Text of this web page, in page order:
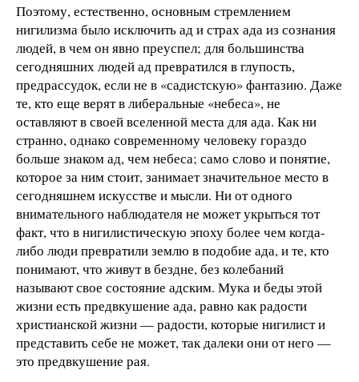
Поэтому, естественно, основным стремлением
нигилизма было исключить ад и страх ада из сознания
людей, в чем он явно преуспел; для большинства
сегодняшних людей ад превратился в глупость,
предрассудок, если не в «садистскую» фантазию. Даже
те, кто еще верят в либеральные «небеса», не
оставляют в своей вселенной места для ада. Как ни
странно, однако современному человеку гораздо
больше знаком ад, чем небеса; само слово и понятие,
которое за ним стоит, занимает значительное место в
сегодняшнем искусстве и мысли. Ни от одного
внимательного наблюдателя не может укрыться тот
факт, что в нигилистическую эпоху более чем когда-
либо люди превратили землю в подобие ада, и те, кто
понимают, что живут в бездне, без колебаний
называют свое состояние адским. Мука и беды этой
жизни есть предвкушение ада, равно как радости
христианской жизни — радости, которые нигилист и
представить себе не может, так далеки они от него —
это предвкушение рая.